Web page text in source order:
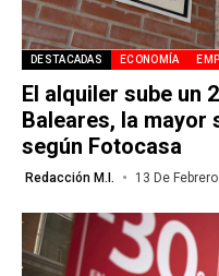
DESTACADAS ECONOMÍA
El alquiler sube un
Baleares, la mayor
según Fotocasa
Redacción M.I. 13 De